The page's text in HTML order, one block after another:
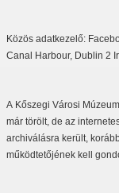
Közös adatkezelő:
Canal Harbour, Dublin 2
A Kőszegi Városi
már törölt, de az
archiválásra került,
működtetőjének kell